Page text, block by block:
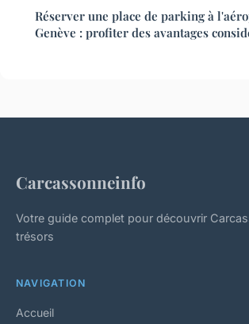
Réserver une place de parking à
Genève : profiter des avantages
Carcassonneinfo
Votre guide complet pour découvrir
trésors
NAVIGATION
Accueil